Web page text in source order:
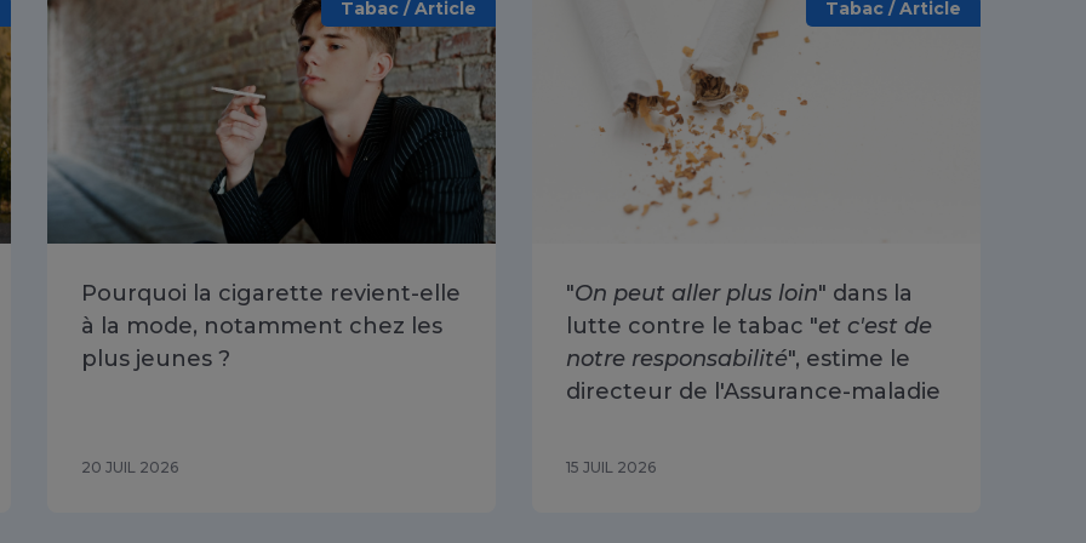
Tabac / Article
Pourquoi la cigarette revient-elle
à la mode, notamment chez les
plus jeunes ?
20 JUIL 2026
Tabac / Article
"On peut aller plus loin" dans la
lutte contre le tabac "et c'est de
notre responsabilité", estime le
directeur de l'Assurance-maladie
15 JUIL 2026